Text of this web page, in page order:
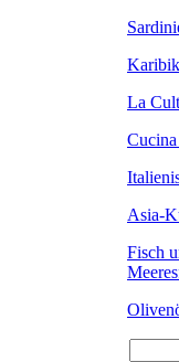
Karibik
La
Asia-
Fisch